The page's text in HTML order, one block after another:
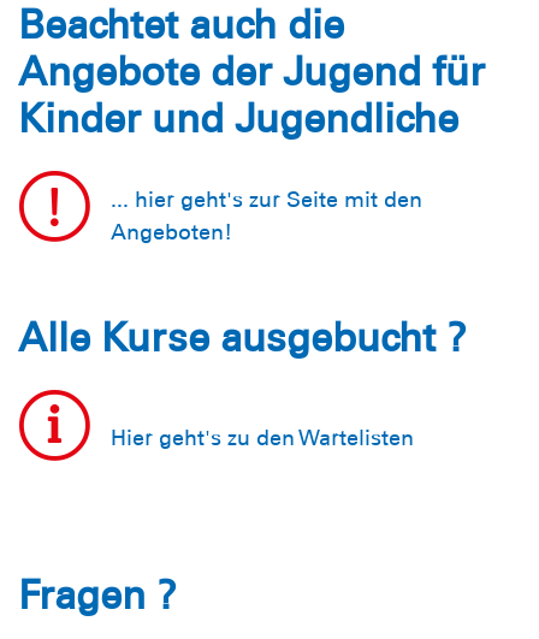
Beachtet auch die
Angebote der Jugend für
Kinder und Jugendliche
... hier geht's zur Seite mit den
Angeboten!
Alle Kurse ausgebucht ?
Hier geht's zu den Wartelisten
Fragen ?